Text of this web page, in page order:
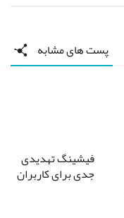
پست های مشابه
فیشینگ تهدیدی
جدی برای کاربران